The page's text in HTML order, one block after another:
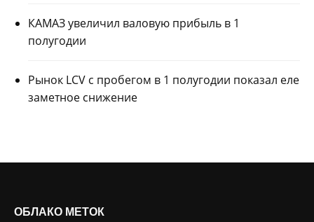
КАМАЗ увеличил валовую прибыль в 1
полугодии
Рынок LCV с пробегом в 1 полугодии показал еле
заметное снижение
ОБЛАКО МЕТОК